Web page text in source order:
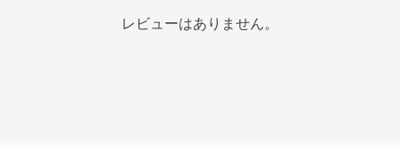
レビューはありません。